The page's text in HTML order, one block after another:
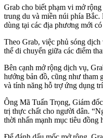
Grab cho biết phạm vi mở
trung du và miền núi phía
dùng tại các địa phương mới
Theo Grab, việc phủ sóng
thể di chuyển giữa các điểm
Bên cạnh mở rộng dịch vụ,
hướng bản đồ, cũng như tham
và tính năng hỗ trợ ứng dụng
Ông Mã Tuấn Trọng, Giám
trị thực chất cho người dân.
thời nhấn mạnh mục tiêu đồng